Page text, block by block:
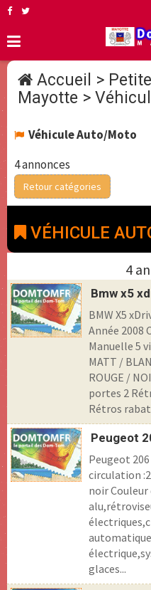
Accueil >
Mayotte >
Véhicule Auto/Moto
4 annonces
Retour catégories
VÉHICULE
4
Bmw x5
BMW X5
Année 2008
Manuelle 5
MATT /
ROUGE /
portes 2
Rétros
Peugeot
Peugeot
circulation
noir
glaces...